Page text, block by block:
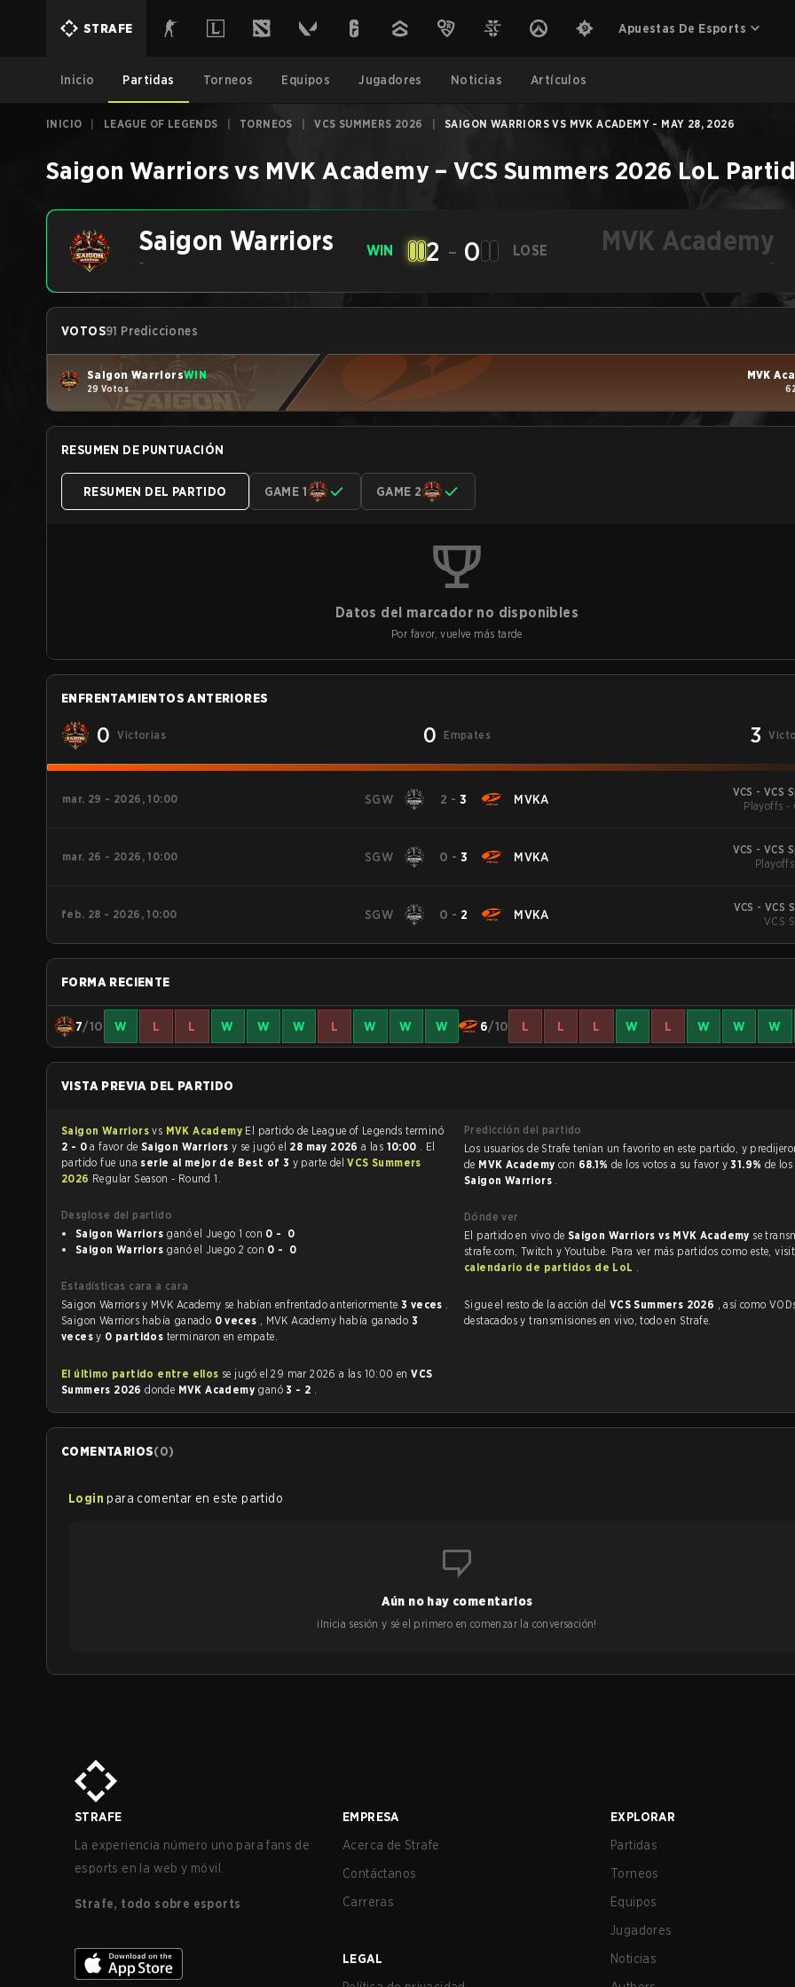
STRAFE Apuestas De Esports
Inicio Partidas Torneos Equipos Jugadores Noticias Artículos
INICIO LEAGUE OF LEGENDS TORNEOS VCS SUMMERS 2026 SAIGON WARRIORS VS MVK ACADEMY - MAY 28, 2026
Saigon Warriorsvs MVK Academy –VCS Summers 2026 LoL
Saigon Warriors
-
WIN 2 - 0 LOSE MVK Academy
-
VOTOS91 Predicciones
Saigon WarriorsWIN
29 Votos
MVK
RESUMEN DE PUNTUACIÓN
RESUMEN DEL PARTIDO GAME 1 GAME 2
Datos del marcador no disponibles
Por favor, vuelve más tarde
ENFRENTAMIENTOS ANTERIORES
0 Victorias 0 Empates 3
mar. 29 - 2026, 10:00 SGW 2 - 3 MVKA
VCS - VCS
Playoffs -
mar. 26 - 2026, 10:00 SGW 0 - 3 MVKA
VCS - VCS
feb. 28 - 2026, 10:00 SGW 0 - 2 MVKA
VCS - VCS
VCS
FORMA RECIENTE
7/10 W L L W W W L W W W 6/10 L L L W L W W W
VISTA PREVIA DEL PARTIDO
Saigon Warriorsvs MVK Academy
El partido de League of Legends terminó
2 - 0 a favor de Saigon Warriorsy se jugó el 28 may 2026a las 10:00 . El
partido fue una serie al mejor de Best of 3 y parte delVCS Summers
2026 Regular Season - Round 1.
Desglose del partido
Saigon Warriors
ganó el Juego 1 con
0 - 0
Saigon Warriors
ganó el Juego 2 con 0 - 0
Estadísticas cara a cara
Saigon Warriors y MVK Academy se habían enfrentado anteriormente 3 veces .
Saigon Warriors había ganado 0 veces , MVK Academy había ganado 3
vecesy 0 partidos terminaron en empate.
El último partido entre ellos se jugó el 29 mar 2026 a las 10:00 enVCS
Summers 2026donde MVK Academy ganó3 - 2 .
Predicción del partido
Los usuarios de Strafe tenían un favorito en este partido, y predijeron la victoria
de MVK Academy con 68.1% de los votos a su favor y31.9% de
Saigon Warriors .
Dónde ver
El partido en vivo de Saigon Warriors vs MVK Academy se
strafe.com, Twitch y Youtube. Para ver más partidos como este,
calendario de partidos de LoL .
Sigue el resto de la acción del VCS Summers 2026 , así como VODs,
destacados y transmisiones en vivo, todo en Strafe.
COMENTARIOS(0)
Login para comentar en este partido
Aún no hay comentarios
¡Inicia sesión y sé el primero en comenzar la conversación!
STRAFE
La experiencia número uno para fans de
esports en la web y móvil.
Strafe, todo sobre esports
EMPRESA
Acerca de Strafe
Contáctanos
Carreras
LEGAL
EXPLORAR
Partidas
Torneos
Equipos
Jugadores
Noticias